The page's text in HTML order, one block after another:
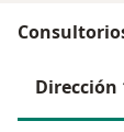
Dirección